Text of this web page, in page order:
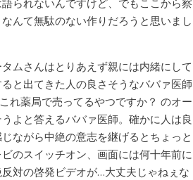
られないんですけど、でもここから察
んて無駄のない作りだろうと思いまし
ムさんはとりあえず親には内緒にして
と出てきた人の良さそうなババァ医師
れ薬局で売ってるやつですか？ のオー
よと答えるババァ医師。確かに人は良
ながら中絶の意志を継げるとちょっと
のスイッチオン、画面には何十年前に
対の啓発ビデオが…大丈夫じゃねぇな